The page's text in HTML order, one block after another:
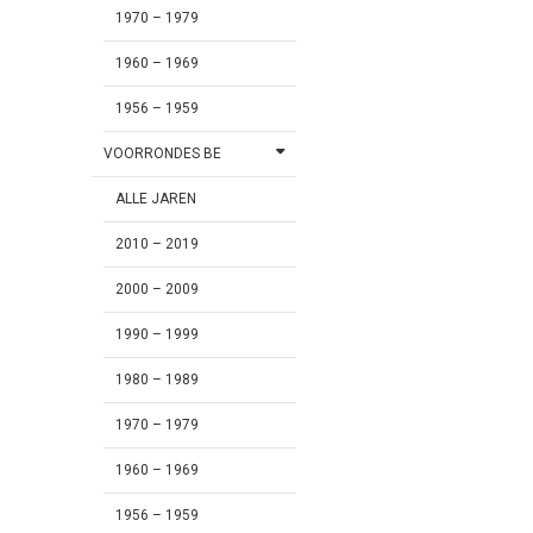
1970 – 1979
1960 – 1969
1956 – 1959
VOORRONDES BE
ALLE JAREN
2010 – 2019
2000 – 2009
1990 – 1999
1980 – 1989
1970 – 1979
1960 – 1969
1956 – 1959